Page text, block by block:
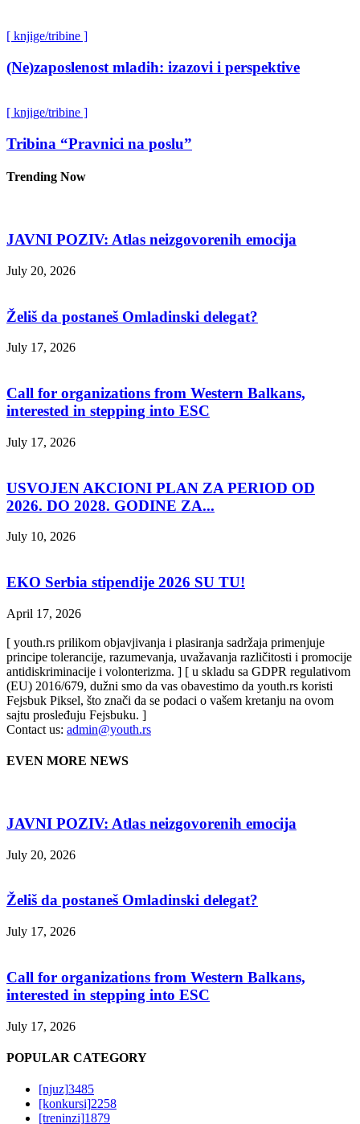
[ knjige/tribine ]
(Ne)zaposlenost mladih: izazovi i perspektive
[ knjige/tribine ]
Tribina “Pravnici na poslu”
Trending Now
JAVNI POZIV: Atlas neizgovorenih emocija
July 20, 2026
Želiš da postaneš Omladinski delegat?
July 17, 2026
Call for organizations from Western Balkans,
interested in stepping into ESC
July 17, 2026
USVOJEN AKCIONI PLAN ZA PERIOD OD
2026. DO 2028. GODINE ZA...
July 10, 2026
EKO Serbia stipendije 2026 SU TU!
April 17, 2026
[ youth.rs prilikom objavjivanja i plasiranja sadržaja primenjuje
principe tolerancije, razumevanja, uvažavanja različitosti i promocije
antidiskriminacije i volonterizma. ] [ u skladu sa GDPR regulativom
(EU) 2016/679, dužni smo da vas obavestimo da youth.rs koristi
Fejsbuk Piksel, što znači da se podaci o vašem kretanju na ovom
sajtu prosleđuju Fejsbuku. ]
Contact us: admin@youth.rs
EVEN MORE NEWS
JAVNI POZIV: Atlas neizgovorenih emocija
July 20, 2026
Želiš da postaneš Omladinski delegat?
July 17, 2026
Call for organizations from Western Balkans,
interested in stepping into ESC
July 17, 2026
POPULAR CATEGORY
[njuz]3485
[konkursi]2258
[treninzi]1879